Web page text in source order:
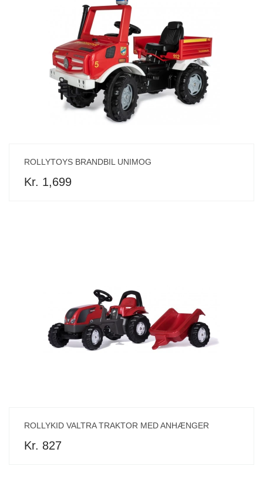
ROLLYTOYS BRANDBIL UNIMOG
Kr. 1,699
ROLLYKID VALTRA TRAKTOR MED ANHÆNGER
Kr. 827